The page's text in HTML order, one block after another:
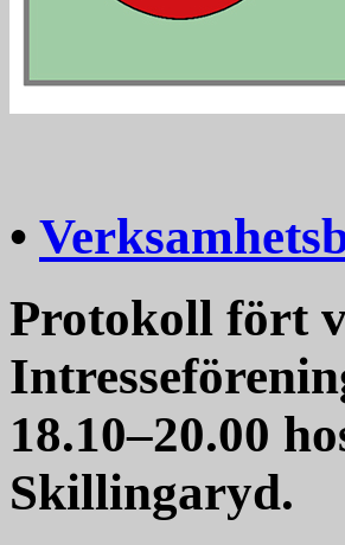
•
Protokoll fört
18.10–20.00
Skillingaryd.